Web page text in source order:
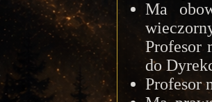
Ma
Profesor
do
Profesor